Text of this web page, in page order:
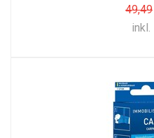
49,49